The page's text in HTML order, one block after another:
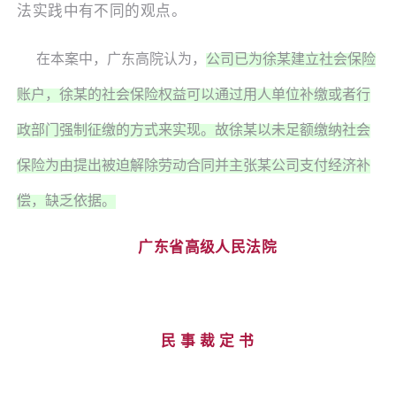
法实践中有不同的观点。
在本案中，广东高院认为， 公司已为徐某建立社会保险
账户，徐某的社会保险权益可以通过用人单位补缴或者行
政部门强制征缴的方式来实现。故徐某以未足额缴纳社会
保险为由提出被迫解除劳动合同并主张某公司支付经济补
偿，缺乏依据。
广东省高级人民法院
民 事 裁 定 书